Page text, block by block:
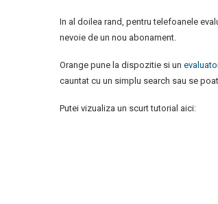
In al doilea rand, pentru telefoanele
nevoie de un nou abonament.
Orange pune la dispozitie si un
cauntat cu un simplu search sau se
Putei vizualiza un scurt tutorial aici: